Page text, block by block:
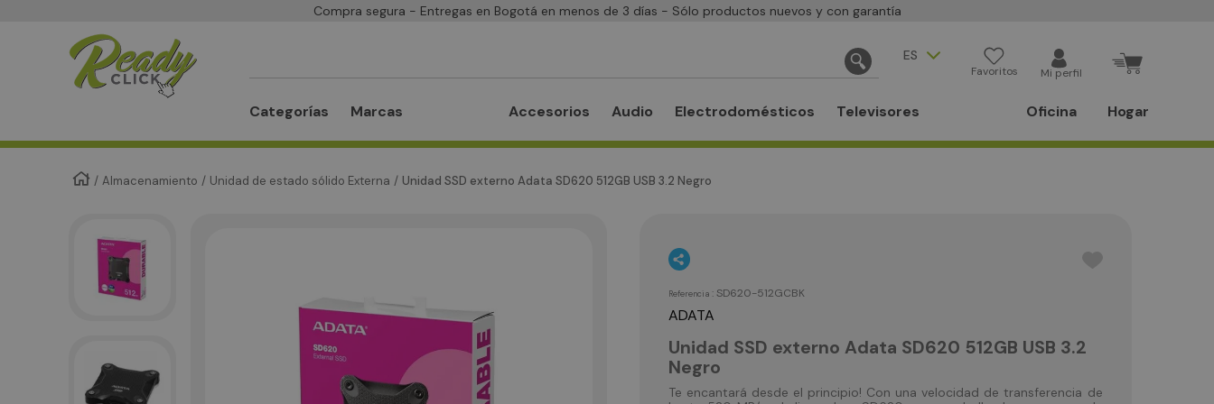
Compra segura - Entregas en Bogotá en menos de 3 días - Sólo productos nuevos y con garantía
ES
Favoritos Mi perfil
Categorías Marcas Accesorios Audio Electrodomésticos Televisores Oficina Hogar
Almacenamiento Unidad de estado sólido Externa Unidad SSD externo Adata SD620 512GB USB 3.2 Negro
Referencia : SD620-512GCBK
ADATA
Unidad SSD externo Adata SD620 512GB USB 3.2
Negro
Te encantará desde el principio! Con una velocidad de transferencia de